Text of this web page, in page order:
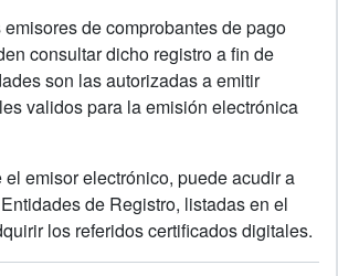
de comprobantes de pago
consultar dicho registro a fin de
son las autorizadas a emitir
validos para la emisión electrónica
emisor electrónico, puede acudir a
de Registro, listadas en el
los referidos certificados digitales.